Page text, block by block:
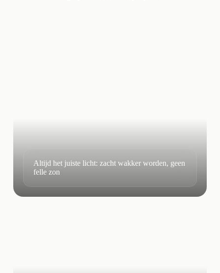
Altijd het juiste licht: zacht wakker worden, geen
felle zon